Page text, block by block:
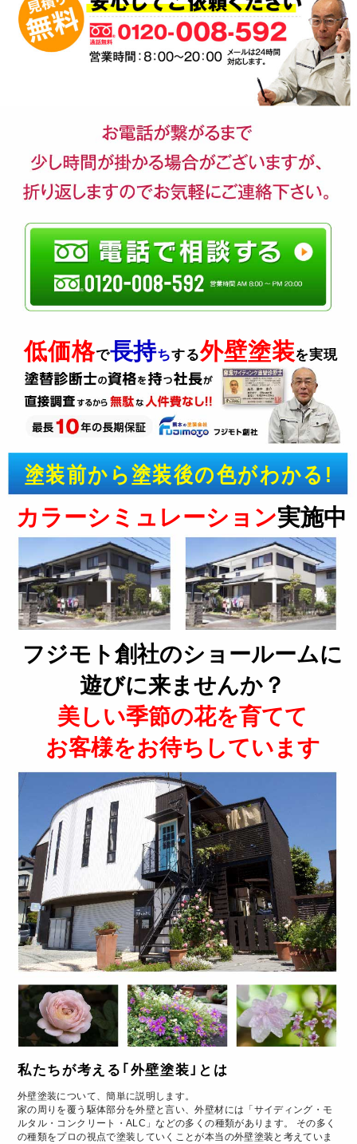
低価格で長持ちする外壁塗装を実現
塗装前から塗装後の色がわかる!
カラーシミュレーション実施中
フジモト創社のショールームに
遊びに来ませんか？
美しい季節の花を育てて
お客様をお待ちしています
私たちが考える｢外壁塗装｣とは
外壁塗装について、簡単に説明します。
家の周りを覆う駆体部分を外壁と言い、外壁材には「サイディング・モ
ルタル・コンクリート・ALC」などの多くの種類があります。 その多く
の種類をプロの視点で塗装していくことが本当の外壁塗装と考えていま